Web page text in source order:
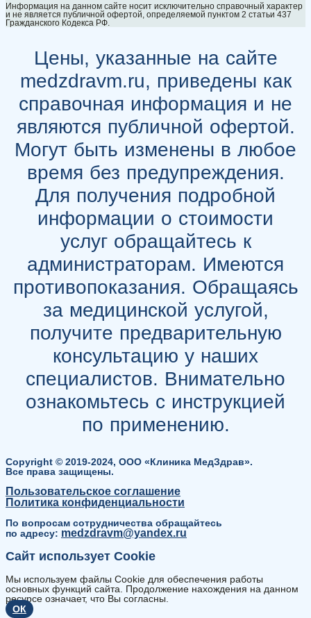
Информация на данном сайте носит исключительно справочный характер
и не является публичной офертой, определяемой пунктом 2 статьи 437
Гражданского Кодекса РФ.
Цены, указанные на сайте
medzdravm.ru, приведены как
справочная информация и не
являются публичной офертой.
Могут быть изменены в любое
время без предупреждения.
Для получения подробной
информации о стоимости
услуг обращайтесь к
администраторам. Имеются
противопоказания. Обращаясь
за медицинской услугой,
получите предварительную
консультацию у наших
специалистов. Внимательно
ознакомьтесь с инструкцией
по применению.
Copyright © 2019-2024, ООО «Клиника МедЗдрав».
Все права защищены.
Пользовательское соглашение
Политика конфиденциальности
По вопросам сотрудничества обращайтесь
по адресу: medzdravm@yandex.ru
Сайт использует Cookie
Мы используем файлы Cookie для обеспечения работы
основных функций сайта. Продолжение нахождения на данном
ресурсе означает, что Вы согласны.
ОК